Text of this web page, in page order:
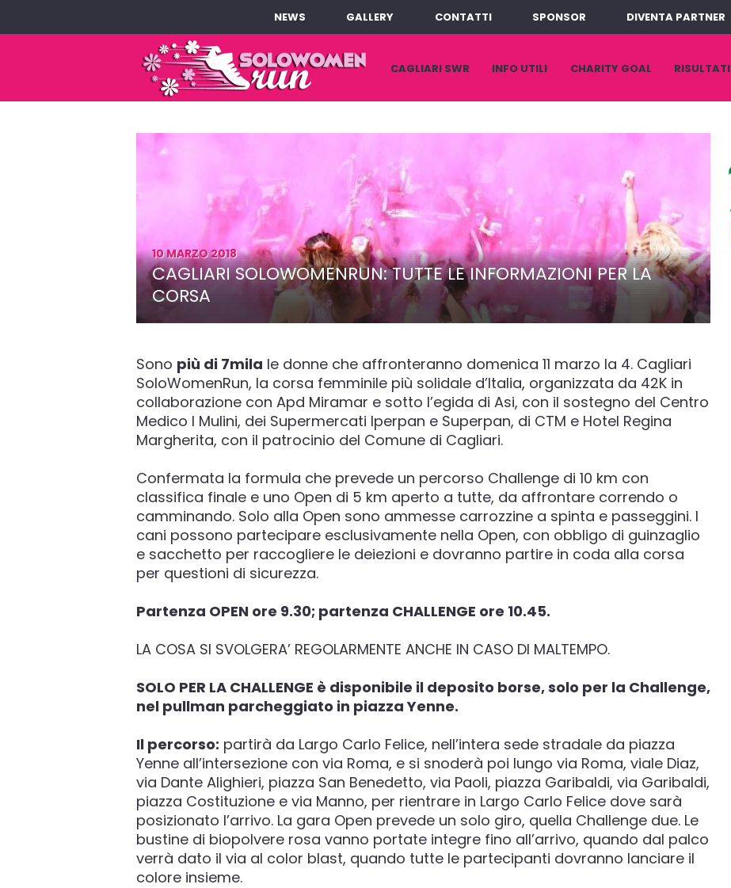
NEWS GALLERY CONTATTI SPONSOR DIVENTA PARTNER
VAI
CAGLIARI SWR INFO UTILI CHARITY GOAL RISULTATI
10 MARZO 2018
CAGLIARI SOLOWOMENRUN: TUTTE LE INFORMAZIONI PER LA
CORSA
Sono più di 7mila le donne che affronteranno domenica 11 marzo la 4. Cagliari
SoloWomenRun, la corsa femminile più solidale d’Italia, organizzata da 42K in
collaborazione con Apd Miramar e sotto l’egida di Asi, con il sostegno del Centro
Medico I Mulini, dei Supermercati Iperpan e Superpan, di CTM e Hotel Regina
Margherita, con il patrocinio del Comune di Cagliari.
Confermata la formula che prevede un percorso Challenge di 10 km con
classifica finale e uno Open di 5 km aperto a tutte, da affrontare correndo o
camminando. Solo alla Open sono ammesse carrozzine a spinta e passeggini. I
cani possono partecipare esclusivamente nella Open, con obbligo di guinzaglio
e sacchetto per raccogliere le deiezioni e dovranno partire in coda alla corsa
per questioni di sicurezza.
Partenza OPEN ore 9.30; partenza CHALLENGE ore 10.45.
LA COSA SI SVOLGERA’ REGOLARMENTE ANCHE IN CASO DI MALTEMPO.
SOLO PER LA CHALLENGE è disponibile il deposito borse, solo per la Challenge,
nel pullman parcheggiato in piazza Yenne.
Il percorso: partirà da Largo Carlo Felice, nell’intera sede stradale da piazza
Yenne all’intersezione con via Roma, e si snoderà poi lungo via Roma, viale Diaz,
via Dante Alighieri, piazza San Benedetto, via Paoli, piazza Garibaldi, via Garibaldi,
piazza Costituzione e via Manno, per rientrare in Largo Carlo Felice dove sarà
posizionato l’arrivo. La gara Open prevede un solo giro, quella Challenge due. Le
bustine di biopolvere rosa vanno portate integre fino all’arrivo, quando dal palco
verrà dato il via al color blast, quando tutte le partecipanti dovranno lanciare il
colore insieme.